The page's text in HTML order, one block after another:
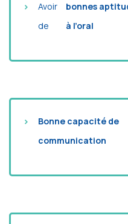
Avoir
de
bonnes
à l’oral
Bonne capacité de
communication